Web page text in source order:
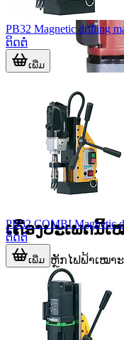
ເຄື່ອງປະເພດນີ້
ເຈາະແມ່ເຫຼັກໄຟຟ້າເໝາ
ຄານ, ໂຄງສ້າງຫຼັງຄາ,
ງານໄປໃສ່ເຄື່ອງຈັກຕັ້ງ
ຜິວເຫຼັກໄດ້ແນ່ນອນ, ຈຶ່ງ
ສະອາດກວ່າ.
PB32 Magnetic drilling
ຕິດຕໍ່
ເພີ່ມ
PB32 COMBI Magnetic
ຕິດຕໍ່
ເພີ່ມ